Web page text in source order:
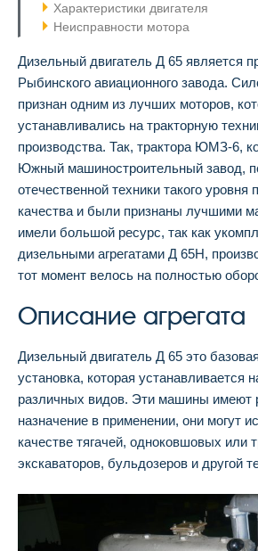
Характеристики двигателя
Неисправности мотора
Дизельный двигатель Д 65 является
Рыбинского авиационного завода.
признан одним из лучших моторов,
устанавливались на тракторную
производства. Так, трактора ЮМЗ-6,
Южный машиностроительный завод,
отечественной техники такого уровня
качества и были признаны лучшими
имели большой ресурс, так как
дизельными агрегатами Д 65Н,
тот момент велось на полностью
Описание агрегата
Дизельный двигатель Д 65 это
установка, которая устанавливается
различных видов. Эти машины имеют
назначение в применении, они могут
качестве тягачей, одноковшовых или
экскаваторов, бульдозеров и другой